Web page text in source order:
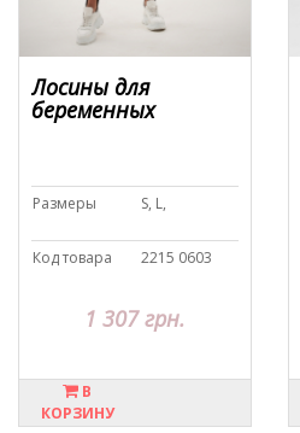
Лосины для
беременных
Размеры S, L,
Код товара 2215 0603
1 307 грн.
В
КОРЗИНУ